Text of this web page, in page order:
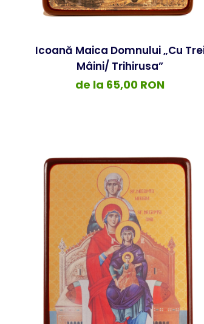
Icoană Maica Domnului „Cu
Mâini/ Trihirusa”
de la 65,00 RON